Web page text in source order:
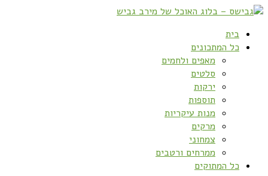
בית
כל המתכונים
מאפים ולחמים
סלטים
ירקות
תוספות
מנות עיקריות
מרקים
צמחוני
ממרחים ורטבים
כל המתוקים